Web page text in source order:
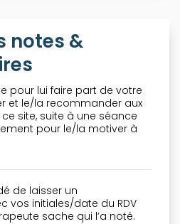
notes &
pour lui faire part de votre
et le/la recommander aux
site, suite à une séance
pour le/la motiver à
de laisser un
vos initiales/date du RDV
sache qui l’a noté.